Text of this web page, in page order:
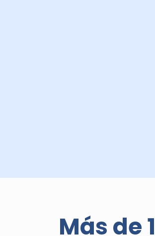
Más de